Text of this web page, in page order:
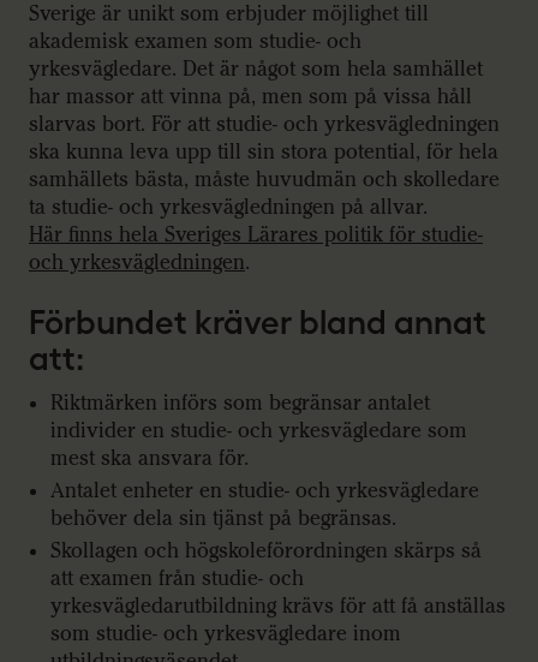
Sverige är unikt som erbjuder möjlighet till
akademisk examen som studie- och
yrkesvägledare. Det är något som hela samhället
har massor att vinna på, men som på vissa håll
slarvas bort. För att studie- och yrkesvägledningen
ska kunna leva upp till sin stora potential, för hela
samhällets bästa, måste huvudmän och skolledare
ta studie- och yrkesvägledningen på allvar.
Här finns hela Sveriges Lärares politik för studie-
och yrkesvägledningen.
Förbundet kräver bland annat
att:
Riktmärken införs som begränsar antalet
individer en studie- och yrkesvägledare som
mest ska ansvara för.
Antalet enheter en studie- och yrkesvägledare
behöver dela sin tjänst på begränsas.
Skollagen och högskoleförordningen skärps så
att examen från studie- och
yrkesvägledarutbildning krävs för att få anställas
som studie- och yrkesvägledare inom